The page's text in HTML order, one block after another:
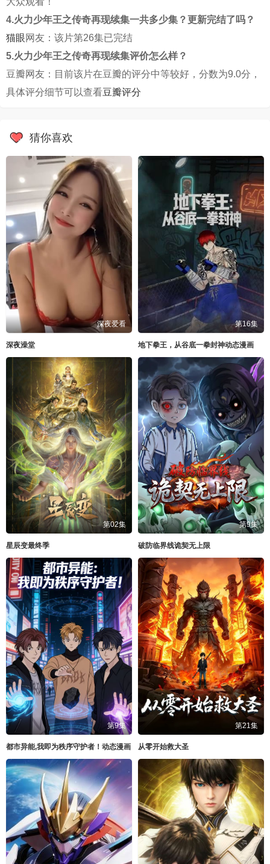
4.火力少年王之传奇再现续集一共多少集？更新完结了吗？
猫眼网友：该片第26集已完结
5.火力少年王之传奇再现续集评价怎么样？
豆瓣网友：目前该片在豆瓣的评分中等较好，分数为9.0分，
具体评分细节可以查看豆瓣评分
猜你喜欢
深夜爱看
深夜澡堂
第16集
地下拳王，从谷底一拳封神动态漫画
第02集
星辰变最终季
第9集
破防临界线诡契无上限
第9集
都市异能,我即为秩序守护者！动态漫画
第21集
从零开始救大圣